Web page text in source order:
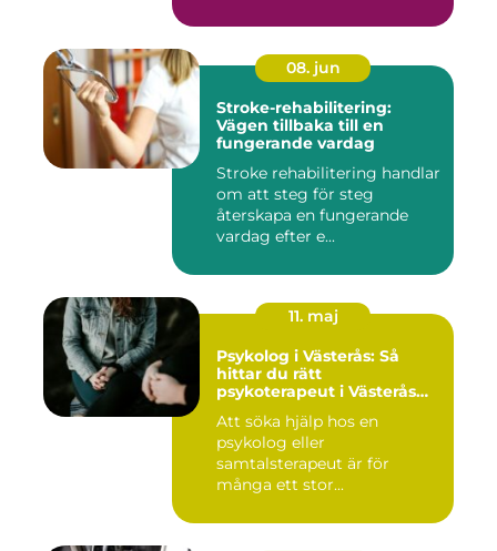
08. jun
Stroke-rehabilitering:
Vägen tillbaka till en
fungerande vardag
Stroke rehabilitering handlar
om att steg för steg
återskapa en fungerande
vardag efter e...
11. maj
Psykolog i Västerås: Så
hittar du rätt
psykoterapeut i Västerås
Att söka hjälp hos en
psykolog eller
samtalsterapeut är för
många ett stor...